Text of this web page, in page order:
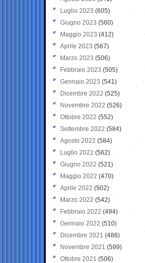
Luglio 2023 (605)
Giugno 2023 (560)
Maggio 2023 (412)
Aprile 2023 (567)
Marzo 2023 (506)
Febbraio 2023 (505)
Gennaio 2023 (541)
Dicembre 2022 (525)
Novembre 2022 (526)
Ottobre 2022 (552)
Settembre 2022 (584)
Agosto 2022 (584)
Luglio 2022 (562)
Giugno 2022 (521)
Maggio 2022 (470)
Aprile 2022 (502)
Marzo 2022 (542)
Febbraio 2022 (494)
Gennaio 2022 (510)
Dicembre 2021 (488)
Novembre 2021 (599)
Ottobre 2021 (506)